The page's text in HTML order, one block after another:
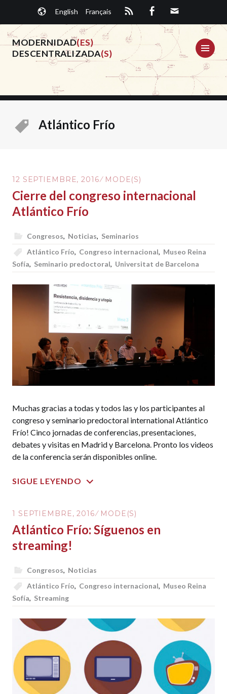
contenido.
English Français
MODERNIDAD(ES)
DESCENTRALIZADA(S)
Atlántico Frío
12 SEPTIEMBRE, 2016 MODE(S)
Cierre del congreso internacional
Atlántico Frío
Congresos, Noticias, Seminarios
Atlántico Frío, Congreso internacional, Museo Reina
Sofía, Seminario predoctoral, Universitat de Barcelona
Muchas gracias a todas y todos las y los participantes al
congreso y seminario predoctoral international Atlántico
Frío! Cinco jornadas de conferencias, presentaciones,
debates y visitas en Madrid y Barcelona. Pronto los videos
de la conferencia serán disponibles online.
SIGUE LEYENDO
1 SEPTIEMBRE, 2016 MODE(S)
Atlántico Frío: Síguenos en
streaming!
Congresos, Noticias
Atlántico Frío, Congreso internacional, Museo Reina
Sofía, Streaming